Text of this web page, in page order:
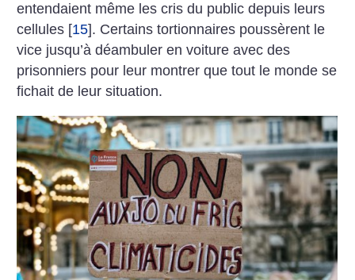
entendaient même les cris du public depuis leurs
cellules [15]. Certains tortionnaires poussèrent le
vice jusqu’à déambuler en voiture avec des
prisonniers pour leur montrer que tout le monde se
fichait de leur situation.